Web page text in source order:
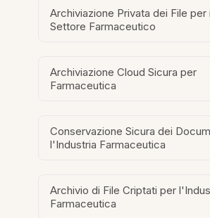
Archiviazione Privata dei File per
Settore Farmaceutico
Archiviazione Cloud Sicura per
Farmaceutica
Conservazione Sicura dei
l'Industria Farmaceutica
Archivio di File Criptati per
Farmaceutica